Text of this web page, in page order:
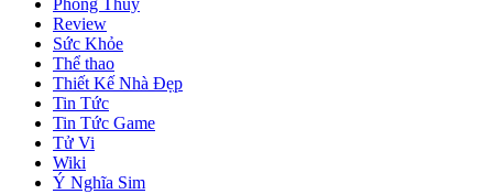
Phong Thủy
Review
Sức Khỏe
Thể thao
Thiết Kế Nhà Đẹp
Tin Tức
Tin Tức Game
Tử Vi
Wiki
Ý Nghĩa Sim